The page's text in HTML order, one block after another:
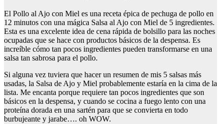
El Pollo al Ajo con Miel es una receta épica de pechuga de pollo en
12 minutos con una mágica Salsa al Ajo con Miel de 5 ingredientes.
Esta es una excelente idea de cena rápida de bolsillo para las noches
ocupadas que se hace con productos básicos de la despensa. Es
increíble cómo tan pocos ingredientes pueden transformarse en una
salsa tan sabrosa para el pollo.
Si alguna vez tuviera que hacer un resumen de mis 5 salsas más
usadas, la Salsa de Ajo y Miel probablemente estaría en la cima de la
lista. Me encanta porque requiere tan pocos ingredientes que son
básicos en la despensa, y cuando se cocina a fuego lento con una
proteína dorada en una sartén para que se convierta en todo
burbujeante y jarabe…. oh WOW.